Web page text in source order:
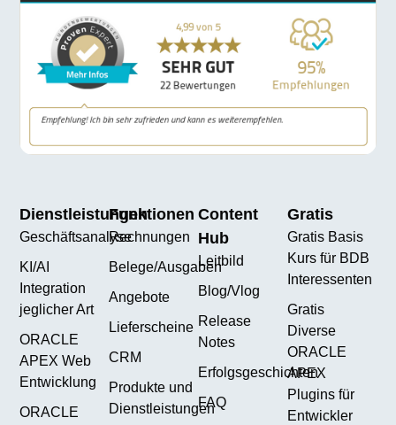
Dienstleistungen
Geschäftsanalyse
KI/AI
Integration
jeglicher Art
ORACLE
APEX Web
Entwicklung
ORACLE
Funktionen
Rechnungen
Belege/Ausgaben
Angebote
Lieferscheine
CRM
Produkte und
Dienstleistungen
Content
Hub
Leitbild
Blog/Vlog
Release
Notes
Erfolgsgeschichten
FAQ
Gratis
Gratis Basis
Kurs für BDB
Interessenten
Gratis
Diverse
ORACLE
APEX
Plugins für
Entwickler